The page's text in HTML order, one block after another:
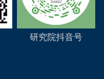
研究院抖音号